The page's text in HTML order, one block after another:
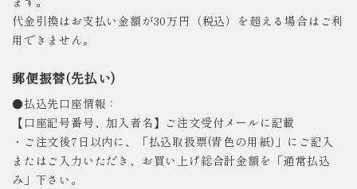
代金引換はお支払い金額が30万円（税込）を超える場合はご利
用できません。
郵便振替(先払い)
●払込先口座情報：
【口座記号番号、加入者名】ご注文受付メールに記載
・ご注文後7日以内に、「払込取扱票(青色の用紙)」にご記入
またはご入力いただき、お買い上げ総合計金額を「通常払込
み」下さい。